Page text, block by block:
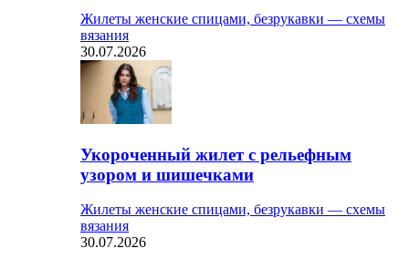
Жилеты женские спицами, безрукавки — схемы
вязания
30.07.2026
Укороченный жилет с рельефным
узором и шишечками
Жилеты женские спицами, безрукавки — схемы
вязания
30.07.2026